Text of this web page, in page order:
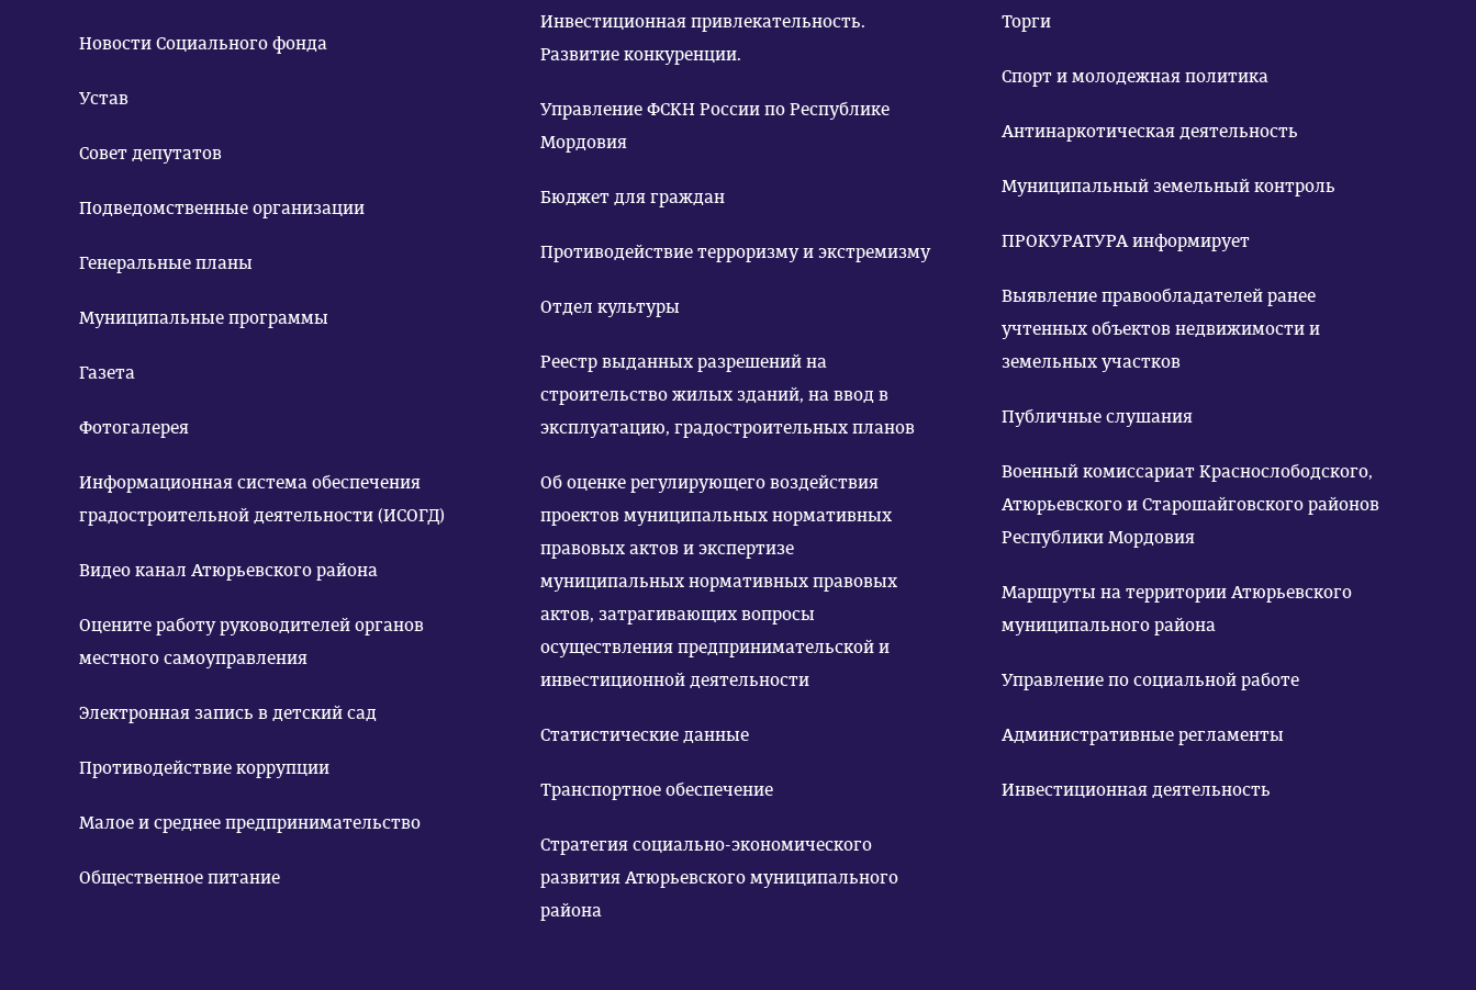
Новости Социального фонда
Устав
Совет депутатов
Подведомственные организации
Генеральные планы
Муниципальные программы
Газета
Фотогалерея
Информационная система обеспечения
градостроительной деятельности (ИСОГД)
Видео канал Атюрьевского района
Оцените работу руководителей органов
местного самоуправления
Электронная запись в детский сад
Противодействие коррупции
Малое и среднее предпринимательство
Общественное питание
Инвестиционная привлекательность.
Развитие конкуренции.
Управление ФСКН России по Республике
Мордовия
Бюджет для граждан
Противодействие терроризму и экстремизму
Отдел культуры
Реестр выданных разрешений на
строительство жилых зданий, на ввод в
эксплуатацию, градостроительных планов
Об оценке регулирующего воздействия
проектов муниципальных нормативных
правовых актов и экспертизе
муниципальных нормативных правовых
актов, затрагивающих вопросы
осуществления предпринимательской и
инвестиционной деятельности
Статистические данные
Транспортное обеспечение
Стратегия социально-экономического
развития Атюрьевского муниципального
района
Торги
Спорт и молодежная политика
Антинаркотическая деятельность
Муниципальный земельный контроль
ПРОКУРАТУРА информирует
Выявление правообладателей ранее
учтенных объектов недвижимости и
земельных участков
Публичные слушания
Военный комиссариат Краснослободского,
Атюрьевского и Старошайговского районов
Республики Мордовия
Маршруты на территории Атюрьевского
муниципального района
Управление по социальной работе
Административные регламенты
Инвестиционная деятельность